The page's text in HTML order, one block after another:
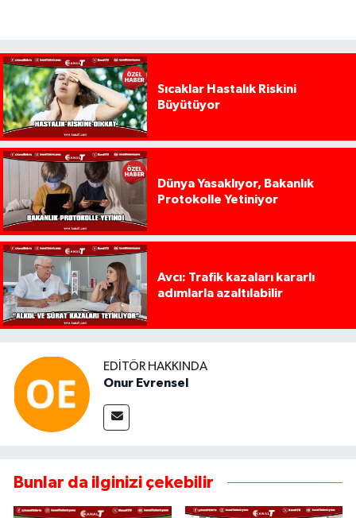
Sıcaklar Hastalık Riskini
Büyütüyor
Dünya Yasaklıyor, Bakanlık
Protokolle Yetiniyor
Avcı: Trafik kazaları kararlı
adımlarla azaltılabilir
EDITÖR HAKKINDA
Onur Evrensel
Bunlar da ilginizi çekebilir